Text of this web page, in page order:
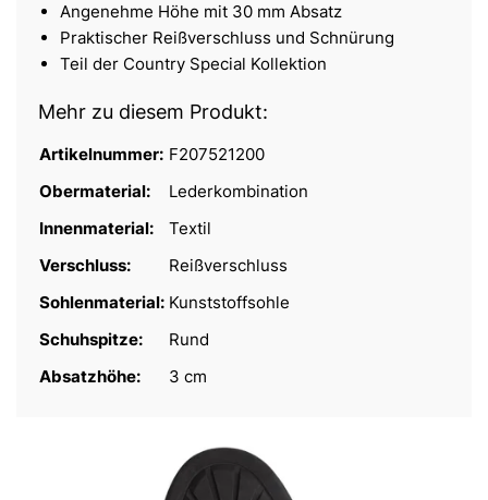
Angenehme Höhe mit 30 mm Absatz
Praktischer Reißverschluss und Schnürung
Teil der Country Special Kollektion
Mehr zu diesem Produkt:
Artikelnummer: F207521200
Obermaterial:
Lederkombination
Innenmaterial:
Textil
Verschluss:
Reißverschluss
Sohlenmaterial: Kunststoffsohle
Schuhspitze:
Rund
Absatzhöhe:
3 cm